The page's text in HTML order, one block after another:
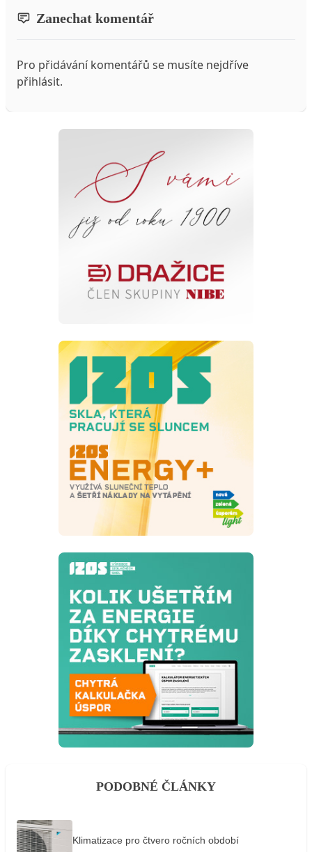
Zanechat komentář
Pro přidávání komentářů se musíte nejdříve
přihlásit.
PODOBNÉ ČLÁNKY
Klimatizace pro čtvero ročních období